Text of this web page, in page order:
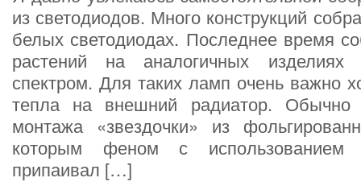
из светодиодов. Много конструкций
белых светодиодах. Последнее время
растений на аналогичных
спектром. Для таких ламп очень важно
тепла на внешний радиатор. Обычно
монтажа «звездочки» из
которым феном с использованием
припаивал […]